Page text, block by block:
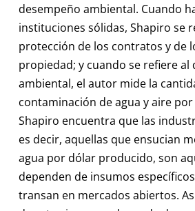
desempeño ambiental. Cuando
instituciones sólidas, Shapiro se
protección de los contratos y de
propiedad; y cuando se refiere al
ambiental, el autor mide la
contaminación de agua y aire
Shapiro encuentra que las
es decir, aquellas que ensucian
agua por dólar producido, son
dependen de insumos
transan en mercados abiertos.